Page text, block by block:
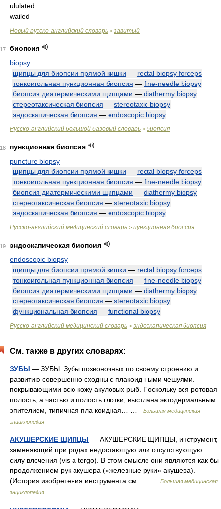
ululated
wailed
Новый русско-английский словарь > завитый
17
биопсия
biopsy
щипцы для биопсии прямой кишки — rectal biopsy forceps
тонкоигольная пункционная биопсия — fine-needle biopsy
биопсия диатермическими щипцами — diathermy biopsy
стереотаксическая биопсия — stereotaxic biopsy
эндоскапическая биопсия — endoscopic biopsy
Русско-английский большой базовый словарь > биопсия
18
пункционная биопсия
puncture biopsy
щипцы для биопсии прямой кишки — rectal biopsy forceps
тонкоигольная пункционная биопсия — fine-needle biopsy
биопсия диатермическими щипцами — diathermy biopsy
стереотаксическая биопсия — stereotaxic biopsy
эндоскапическая биопсия — endoscopic biopsy
Русско-английский медицинский словарь > пункционная биопсия
19
эндоскапическая биопсия
endoscopic biopsy
щипцы для биопсии прямой кишки — rectal biopsy forceps
тонкоигольная пункционная биопсия — fine-needle biopsy
биопсия диатермическими щипцами — diathermy biopsy
стереотаксическая биопсия — stereotaxic biopsy
функциональная биопсия — functional biopsy
Русско-английский медицинский словарь > эндоскапическая биопсия
См. также в других словарях:
ЗУБЫ — ЗУБЫ. Зубы позвоночных по своему строению и
развитию совершенно сходны с плакоид ными чешуями,
покрывающими всю кожу акуловых рыб. Поскольку вся ротовая
полость, а частью и полость глотки, выстлана эктодермальным
эпителием, типичная пла коидная… …
Большая медицинская
энциклопедия
АКУШЕРСКИЕ ЩИПЦЫ — АКУШЕРСКИЕ ЩИПЦЫ, инструмент,
заменяющий при родах недостающую или отсутствующую
силу влечения (vis a tergo). В этом смысле они являются как бы
продолжением рук акушера («железные руки» акушера).
(История изобретения инструмента см.… …
Большая медицинская
энциклопедия